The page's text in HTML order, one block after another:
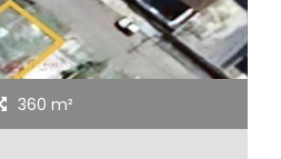
360 m²